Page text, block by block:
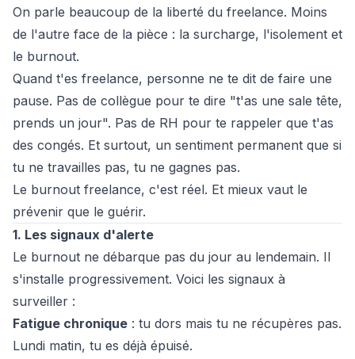
On parle beaucoup de la liberté du freelance. Moins
de l'autre face de la pièce : la surcharge, l'isolement et
le burnout.
Quand t'es freelance, personne ne te dit de faire une
pause. Pas de collègue pour te dire "t'as une sale tête,
prends un jour". Pas de RH pour te rappeler que t'as
des congés. Et surtout, un sentiment permanent que si
tu ne travailles pas, tu ne gagnes pas.
Le burnout freelance, c'est réel. Et mieux vaut le
prévenir que le guérir.
1. Les signaux d'alerte
Le burnout ne débarque pas du jour au lendemain. Il
s'installe progressivement. Voici les signaux à
surveiller :
Fatigue chronique : tu dors mais tu ne récupères pas.
Lundi matin, tu es déjà épuisé.